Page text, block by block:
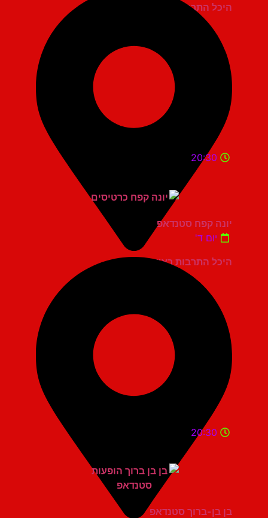
היכל התרבות כפר סבא
היכל התרבות ראשון לציון
20:30
יונה קפח סטנדאפ
יום ד'
20:30
בן בן-ברוך סטנדאפ